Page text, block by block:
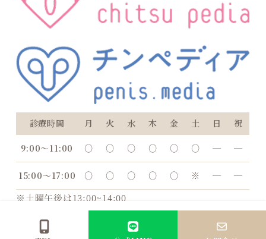
診療時間 月 火 水 木 金 土 日 祝
9:00〜11:00 ○ ○ ○ ○ ○ ○ ― ―
15:00〜17:00 ○ ○ ○ ○ ○ ※ ― ―
※土曜午後は13:00~14:00
休診日：日曜、祝日